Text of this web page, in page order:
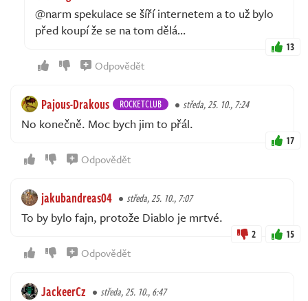
@narm spekulace se šíří internetem a to už bylo
před koupí že se na tom dělá…
13
Odpovědět
Pajous-Drakous ROCKETCLUB středa, 25. 10., 7:24
No konečně. Moc bych jim to přál.
17
Odpovědět
jakubandreas04 středa, 25. 10., 7:07
To by bylo fajn, protože Diablo je mrtvé.
2 15
Odpovědět
JackeerCz středa, 25. 10., 6:47